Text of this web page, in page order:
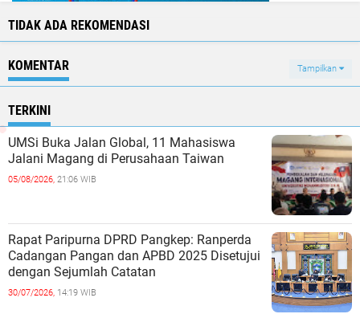
TIDAK ADA REKOMENDASI
KOMENTAR Tampilkan
TERKINI
UMSi Buka Jalan Global, 11 Mahasiswa
Jalani Magang di Perusahaan Taiwan
05/08/2026, 21:06 WIB
Rapat Paripurna DPRD Pangkep: Ranperda
Cadangan Pangan dan APBD 2025 Disetujui
dengan Sejumlah Catatan
30/07/2026, 14:19 WIB